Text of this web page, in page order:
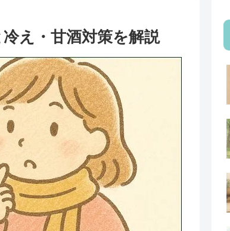
え・甘酒対策を解説